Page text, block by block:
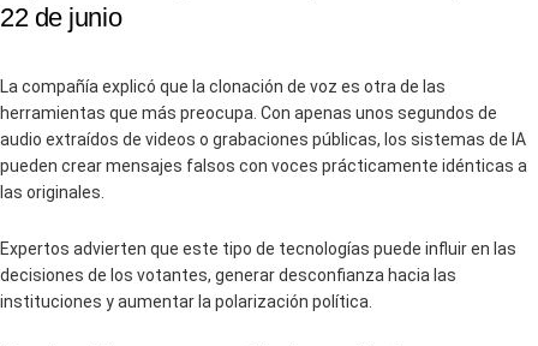
22 de junio
La compañía explicó que la clonación de voz es otra de las
herramientas que más preocupa. Con apenas unos segundos de
audio extraídos de videos o grabaciones públicas, los sistemas de IA
pueden crear mensajes falsos con voces prácticamente idénticas a
las originales.
Expertos advierten que este tipo de tecnologías puede influir en las
decisiones de los votantes, generar desconfianza hacia las
instituciones y aumentar la polarización política.